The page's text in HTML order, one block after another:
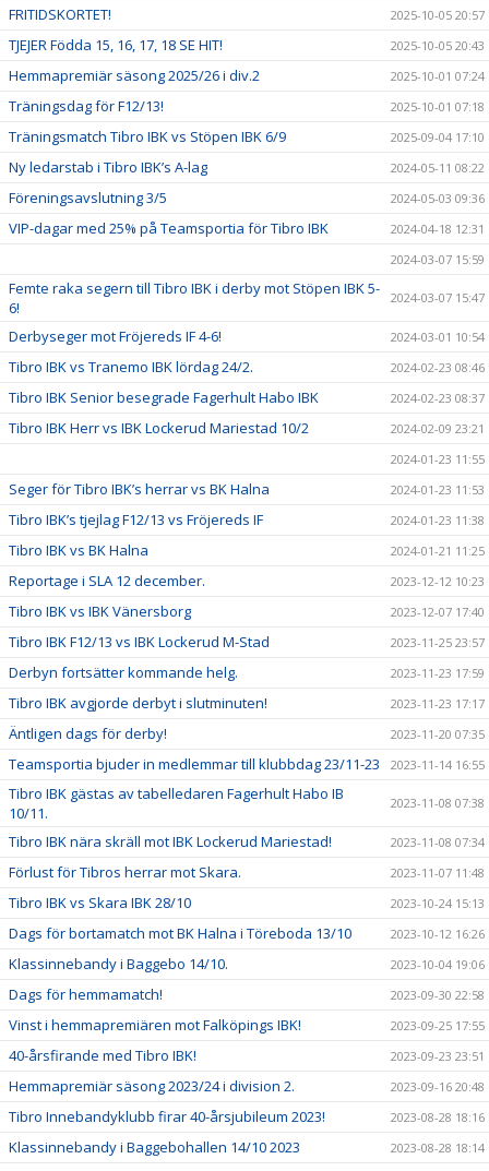
FRITIDSKORTET! 2025-10-05 20:57
TJEJER Födda 15, 16, 17, 18 SE HIT! 2025-10-05 20:43
Hemmapremiär säsong 2025/26 i div.2 2025-10-01 07:24
Träningsdag för F12/13! 2025-10-01 07:18
Träningsmatch Tibro IBK vs Stöpen IBK 6/9 2025-09-04 17:10
Ny ledarstab i Tibro IBK’s A-lag 2024-05-11 08:22
Föreningsavslutning 3/5 2024-05-03 09:36
VIP-dagar med 25% på Teamsportia för Tibro IBK
2024-04-18 12:31
2024-03-07 15:59
Femte raka segern till Tibro IBK i derby mot Stöpen IBK 5-
6!
2024-03-07 15:47
Derbyseger mot Fröjereds IF 4-6! 2024-03-01 10:54
Tibro IBK vs Tranemo IBK lördag 24/2. 2024-02-23 08:46
Tibro IBK Senior besegrade Fagerhult Habo IBK 2024-02-23 08:37
Tibro IBK Herr vs IBK Lockerud Mariestad 10/2
2024-02-09 23:21
2024-01-23 11:55
Seger för Tibro IBK’s herrar vs BK Halna 2024-01-23 11:53
Tibro IBK’s tjejlag F12/13 vs Fröjereds IF 2024-01-23 11:38
Tibro IBK vs BK Halna 2024-01-21 11:25
Reportage i SLA 12 december. 2023-12-12 10:23
Tibro IBK vs IBK Vänersborg 2023-12-07 17:40
Tibro IBK F12/13 vs IBK Lockerud M-Stad 2023-11-25 23:57
Derbyn fortsätter kommande helg. 2023-11-23 17:59
Tibro IBK avgjorde derbyt i slutminuten! 2023-11-23 17:17
Äntligen dags för derby! 2023-11-20 07:35
Teamsportia bjuder in medlemmar till klubbdag 23/11-23 2023-11-14 16:55
Tibro IBK gästas av tabelledaren Fagerhult Habo IB
10/11.
2023-11-08 07:38
Tibro IBK nära skräll mot IBK Lockerud Mariestad! 2023-11-08 07:34
Förlust för Tibros herrar mot Skara. 2023-11-07 11:48
Tibro IBK vs Skara IBK 28/10 2023-10-24 15:13
Dags för bortamatch mot BK Halna i Töreboda 13/10 2023-10-12 16:26
Klassinnebandy i Baggebo 14/10. 2023-10-04 19:06
Dags för hemmamatch! 2023-09-30 22:58
Vinst i hemmapremiären mot Falköpings IBK! 2023-09-25 17:55
40-årsfirande med Tibro IBK! 2023-09-23 23:51
Hemmapremiär säsong 2023/24 i division 2. 2023-09-16 20:48
Tibro Innebandyklubb firar 40-årsjubileum 2023! 2023-08-28 18:16
Klassinnebandy i Baggebohallen 14/10 2023 2023-08-28 18:14